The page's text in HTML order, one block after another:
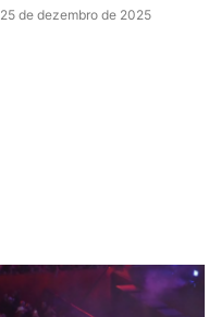
25 de dezembro de 2025